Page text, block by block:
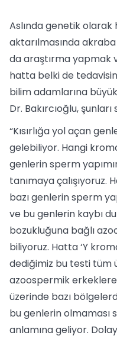
Aslında genetik olarak
aktarılmasında
da araştırma yapmak
hatta belki de
bilim adamlarına
Dr. Bakırcıoğlu, şunları
“Kısırlığa yol açan
gelebiliyor. Hangi
genlerin sperm
tanımaya çalışıyoruz.
bazı genlerin sperm
ve bu genlerin kaybı
bozukluğuna bağlı
biliyoruz. Hatta ‘Y
dediğimiz bu testi tüm
azoospermik
üzerinde bazı
bu genlerin olmaması
anlamına geliyor.